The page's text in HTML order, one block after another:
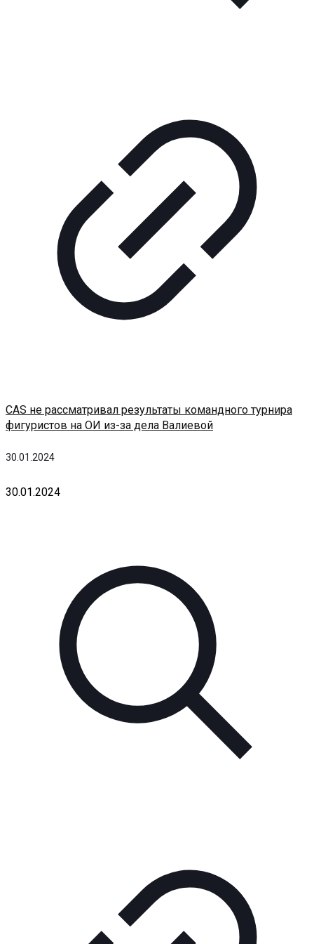
30.01.2024
CAS не рассматривал результаты командного турнира
фигуристов на ОИ из-за дела Валиевой
30.01.2024